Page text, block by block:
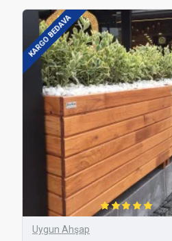
KARGO BEDAVA
Uygun Ahşap